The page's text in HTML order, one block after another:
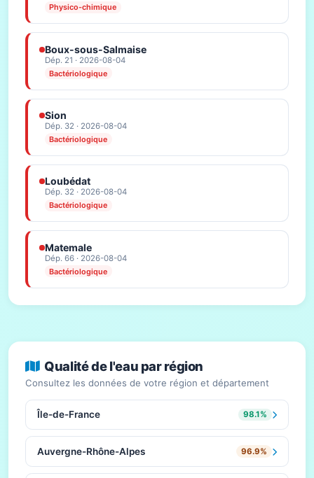
Physico-chimique
Boux-sous-Salmaise
Dép. 21 · 2026-08-04
Bactériologique
Sion
Dép. 32 · 2026-08-04
Bactériologique
Loubédat
Dép. 32 · 2026-08-04
Bactériologique
Matemale
Dép. 66 · 2026-08-04
Bactériologique
Qualité de l'eau par région
Consultez les données de votre région et département
Île-de-France 98.1%
Auvergne-Rhône-Alpes 96.9%